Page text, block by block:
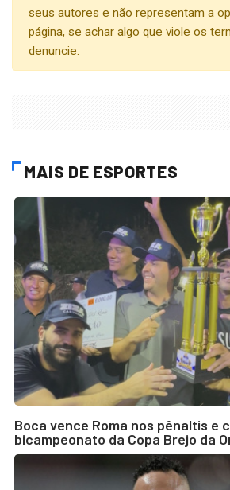
seus autores e não representam a
página, se achar algo que viole os
denuncie.
MAIS DE ESPORTES
Boca vence Roma nos pênaltis e
bicampeonato da Copa Brejo da